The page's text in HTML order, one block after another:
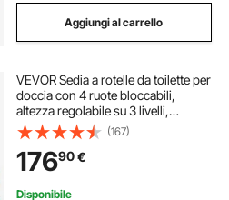
Aggiungi al carrello
VEVOR Sedia a rotelle da toilette per
doccia con 4 ruote bloccabili,
altezza regolabile su 3 livelli,
secchio rimovibile da 5 litri,
capacità di 350 libbre, sedia da
toilette per adulti anziani
(167)
17690€
Disponibile